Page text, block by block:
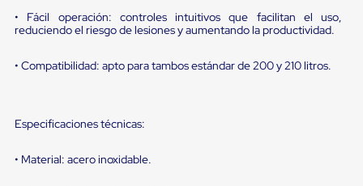
Puertas
de
andén
de
de
Colgante
• Fácil operación: controles intuitivos que facilitan el uso,
reduciendo el riesgo de lesiones y aumentando la productividad.
• Compatibilidad: apto para tambos estándar de 200 y 210 litros.
Especificaciones técnicas:
• Material: acero inoxidable.